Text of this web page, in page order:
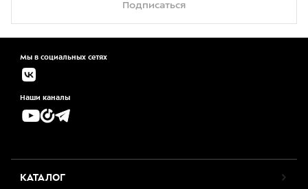
Подписаться
Мы в социальных сетях
Наши каналы
КАТАЛОГ